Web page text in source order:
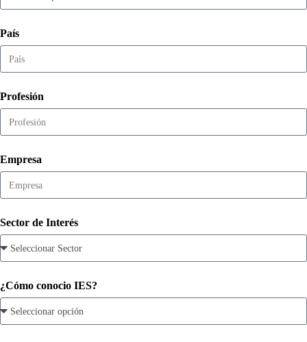
País
Profesión
Empresa
Sector de Interés
¿Cómo conocio IES?